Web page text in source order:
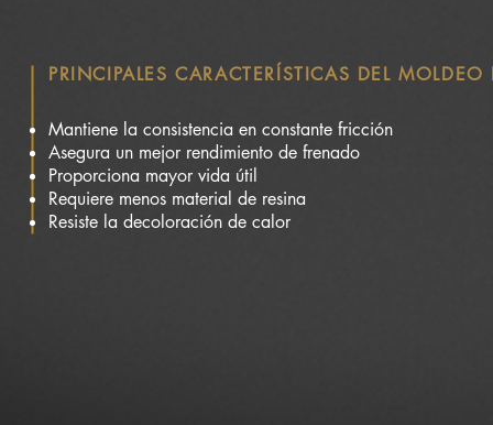
PRINCIPALES CARACTERÍSTICAS DEL
Mantiene la consistencia en constante fricción
Asegura un mejor rendimiento de frenado
Proporciona mayor vida útil
Requiere menos material de resina
Resiste la decoloración de calor